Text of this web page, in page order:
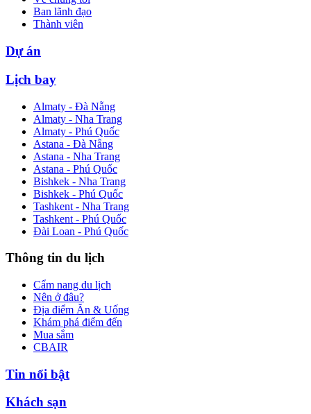
Ban lãnh đạo
Thành viên
Dự án
Lịch bay
Almaty - Đà Nẵng
Almaty - Nha Trang
Almaty - Phú Quốc
Astana - Đà Nẵng
Astana - Nha Trang
Astana - Phú Quốc
Bishkek - Nha Trang
Bishkek - Phú Quốc
Tashkent - Nha Trang
Tashkent - Phú Quốc
Đài Loan - Phú Quốc
Thông tin du lịch
Cẩm nang du lịch
Nên ở đâu?
Địa điểm Ăn & Uống
Khám phá điểm đến
Mua sắm
CBAIR
Tin nổi bật
Khách sạn